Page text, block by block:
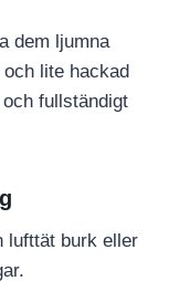
dem ljumna
lite hackad
fullständigt
lufttät burk eller